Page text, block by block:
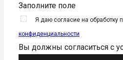
Заполните поле
Я даю согласие на
конфиденциальности
Вы должны согласиться с